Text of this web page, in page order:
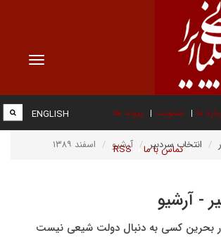
Toggle
ما عضویت پیوند ها
تماس با ما RSS
ENGLISH
انتخاب سردبیر آرشیو اسفند ۱۳۸۹
- آرشیو
بحرین کسی به دنبال دولت شیعی نیست